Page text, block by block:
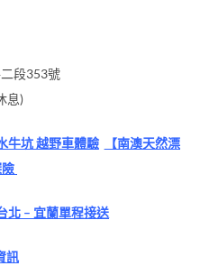
段353號
息)
牛坑 越野車體驗
【南澳天然漂
北 – 宜蘭單程接送
訊